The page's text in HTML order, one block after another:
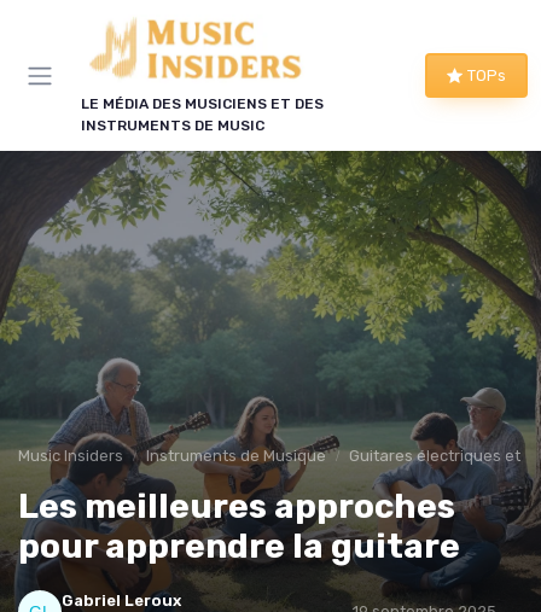
LE MÉDIA DES MUSICIENS ET DES
INSTRUMENTS DE MUSIC
TOPs
Music Insiders Instruments de Musique Guitares électriques et
Les meilleures approches
pour apprendre la guitare
Gabriel Leroux
Panneau de gestion des cookies